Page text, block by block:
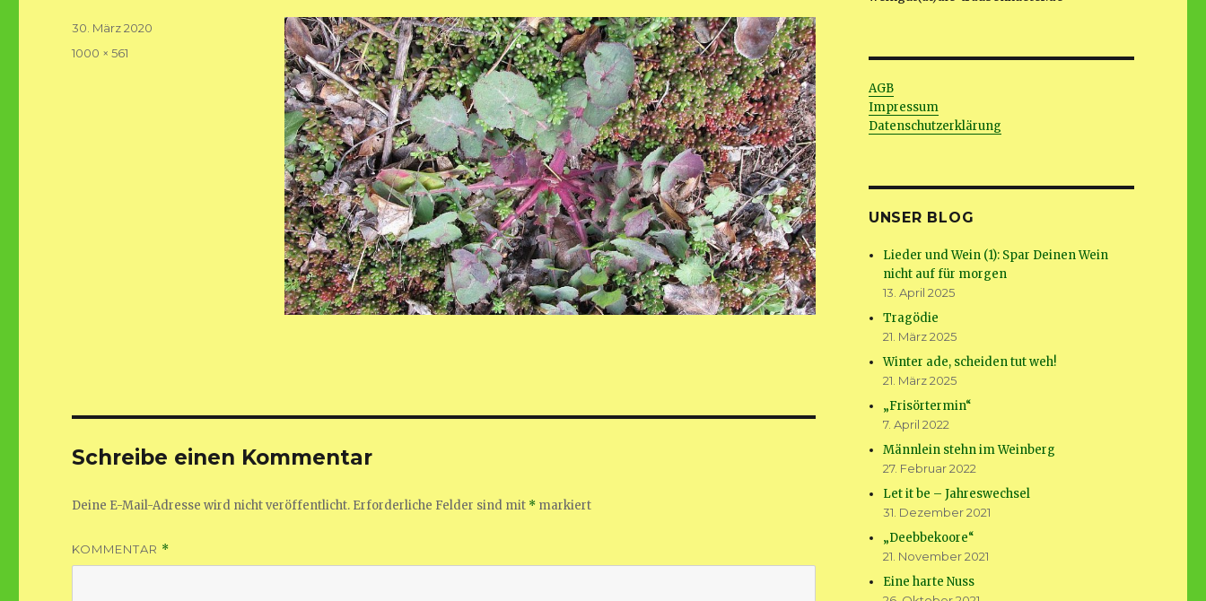
Veröffentlicht
30. März 2020
Volle
1000 × 561
Schreibe einen Kommentar
Deine E-Mail-Adresse wird nicht veröffentlicht. Erforderliche Felder sind mit * markiert
KOMMENTAR *
AGB
Impressum
Datenschutzerklärung
UNSER BLOG
Lieder und Wein (1): Spar Deinen Wein
nicht auf für morgen
13. April 2025
Tragödie
21. März 2025
Winter ade, scheiden tut weh!
21. März 2025
„Frisörtermin“
7. April 2022
Männlein stehn im Weinberg
27. Februar 2022
Let it be – Jahreswechsel
31. Dezember 2021
„Deebbekoore“
21. November 2021
Eine harte Nuss